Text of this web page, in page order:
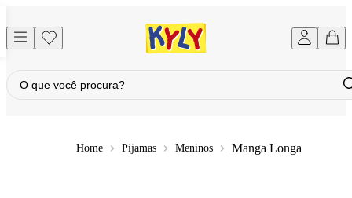
Pijamas Meninos Manga Longa